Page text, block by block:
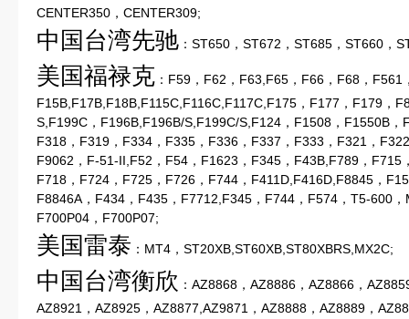
CENTER350，CENTER309;
中国台湾先驰 ：ST650，ST672，ST685，ST660，
美国福禄克 ：F59，F62，F63,F65，F66，F68，F561
F15B,F17B,F18B,F115C,F116C,F117C,F175，F177，F179，
S,F199C，F196B,F196B/S,F199C/S,F124，F1508，F1550B
F318，F319，F334，F335，F336，F337，F333，F321，
F9062，F-51-II,F52，F54，F1623，F345，F43B,F789，
F718，F724，F725，F726，F744，F411D,F416D,F8845，
F8846A，F434，F435，F7712,F345，F744，F574，T5-600
F700P04，F700P07;
美国雷泰 ：MT4，ST20XB,ST60XB,ST80XBRS,MX2C;
中国台湾衡欣 ：AZ8868，AZ8886，AZ8866，
AZ8921，AZ8925，AZ8877,AZ9871，AZ8888，AZ8889，